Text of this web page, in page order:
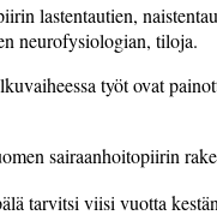
lastentautien,
neurofysiologian, tiloja.
työt ovat
sairaanhoitopiirin
tarvitsi viisi vuotta